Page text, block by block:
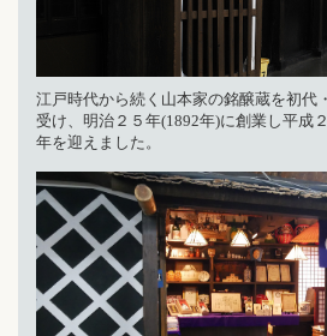
江戸時代から続く山本家の銘醸蔵を初代
受け、明治２５年(1892年)に創業し平成
年を迎えました。